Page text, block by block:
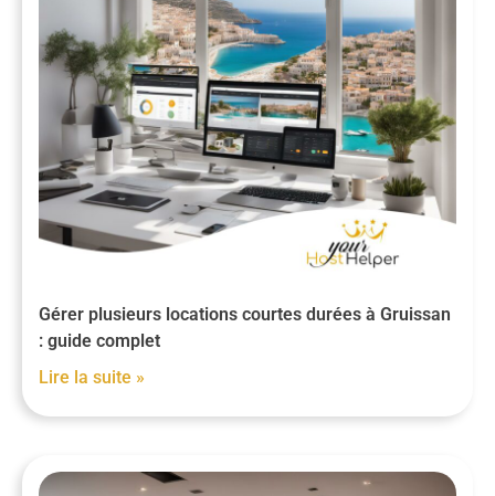
Gérer plusieurs locations courtes durées à Gruissan
: guide complet
Lire la suite »